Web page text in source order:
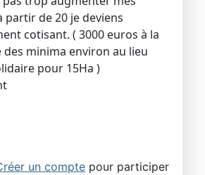
partir de 20 je deviens
cotisant. ( 3000 euros à la
des minima environ au lieu
pour 15Ha )
un compte pour participer